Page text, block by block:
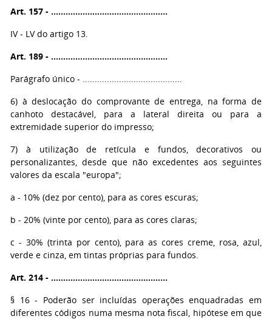
Art. 157 - ................................................
IV - LV do artigo 13.
Art. 189 - ................................................
Parágrafo único - .........................................
6) à deslocação do comprovante de entrega, na forma de
canhoto destacável, para a lateral direita ou para a
extremidade superior do impresso;
7) à utilização de retícula e fundos, decorativos ou
personalizantes, desde que não excedentes aos seguintes
valores da escala "europa";
a - 10% (dez por cento), para as cores escuras;
b - 20% (vinte por cento), para as cores claras;
c - 30% (trinta por cento), para as cores creme, rosa, azul,
verde e cinza, em tintas próprias para fundos.
Art. 214 - ................................................
§ 16 - Poderão ser incluídas operações enquadradas em
diferentes códigos numa mesma nota fiscal, hipótese em que